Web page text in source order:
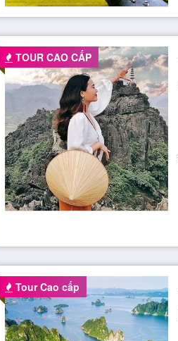
TOUR CAO CẤP
Tour Cao cấp